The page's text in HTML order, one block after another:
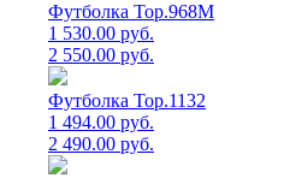
Футболка Top.968M
1 530.00 руб.
2 550.00 руб.
Футболка Top.1132
1 494.00 руб.
2 490.00 руб.